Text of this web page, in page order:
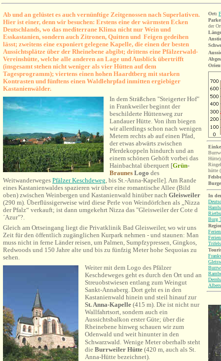
Ab und an gelüstet es auch vernünftige Zeitgenossen nach Superlativen.
Hier ist einer, denn wir besuchen: Erstens eine der wärmsten Ecken
Deutschlands, wo das mediterrane Klima nicht nur Wein und
Esskastanien, sondern auch Zitronen, Quitten und Feigen gedeihen
lässt; zweitens eine exponiert gelegene Kapelle, die einen der besten
Aussichtsplätze über der Rheinebene abgibt; drittens eine Pfälzerwald-
Vereinshütte, welche alle anderen an Lage und Ausblick übertrifft
(insgesamt stehen nicht weniger als vier Hütten auf dem
Tagesprogramm); viertens einen hohen Haardtberg mit starken
Kontrasten und fünftens einen Waldlehrpfad inmitten ergiebiger
Kastanienwälder.
In dem Sträßchen "Steigerter Hof"
in Frankweiler beginnt der
beschilderte Hüttenweg zur
Landauer Hütte. Von ihm biegen
wir allerdings schon nach wenigen
Metern rechts ab auf einen Pfad,
der etwas abwärts zwischen
Pferdekoppeln hindurch und an
einem schönen Gehöft vorbei das
Hainbachtal überquert [Grün-
Braunes Logo des
Weitwanderweges Pfälzer Keschdeweg, bis St.-Anna-Kapelle]. Am Rande
eines Kastanienwaldes spazieren wir über eine romantische Allee (Bild
oben) zwischen Weinbergen und Kastanienwald hinüber nach Gleisweiler
(290 m). Überflüssigerweise wird diese Perle von Weindörfchen als „Nizza
der Pfalz“ verkauft; ist dann umgekehrt Nizza das "Gleisweiler der Cote d
´Azur"?.
Gleich am Ortseingang liegt die Privatklinik Bad Gleisweiler, wo wir uns
Zeit für den öffentlich zugänglichen Kurpark nehmen - und staunen: Man
muss nicht in ferne Länder reisen, um Palmen, Sumpfzypressen, Gingkos,
Redwoods und 150 Jahre alte und bis zu fünfzig Meter hohe Sequoias zu
sehen.
Weiter mit dem Logo des Pfälzer
Keschdeweges geht es durch den Ort und an
Streuobstwiesen entlang zum Weingut
Sankt-Annaberg. Dort geht es in den
Kastanienwald hinein und steil hinaufzur
St. Anna-Kapelle (415 m). Die ist nicht nur
Wallfahrtsort, sondern auch ein
Aussichtsbalkon erster Güte; über die
Rheinebene hinweg schauen wir zum
Odenwald und weit hinunter in den
Schwarzwald. Wenige Meter oberhalb steht
die Burrweiler Hütte (420 m, auch als St.
Anna-Hütte bezeichnet).
Ort:
der
hütte
In
Burg